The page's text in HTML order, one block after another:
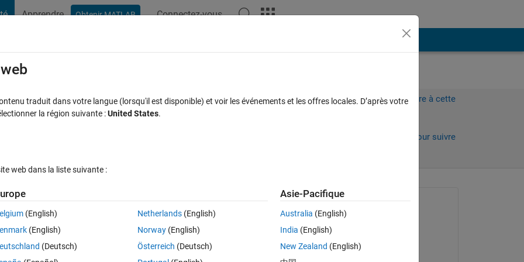
Apprendre Obtenir MATLAB Connectez-vous
the value of the number in that entry?
Connectez-vous pour répondre à cette
Connectez-vous pour suivre
Tim David
le 19 Mar 2021
traduit dans votre langue (lorsqu'il est disponible) et voir les événements et les offres locales. D’après votre
la région suivante :United States.
web dans la liste suivante :
(English)
(English)
(Deutsch)
Netherlands(English)
Norway(English)
Österreich (Deutsch)
Asie-Pacifique
Australia (English)
India (English)
New Zealand (English)